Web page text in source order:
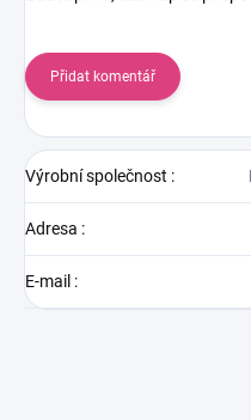
Přidat komentář
Výrobní společnost :
Adresa :
E-mail :